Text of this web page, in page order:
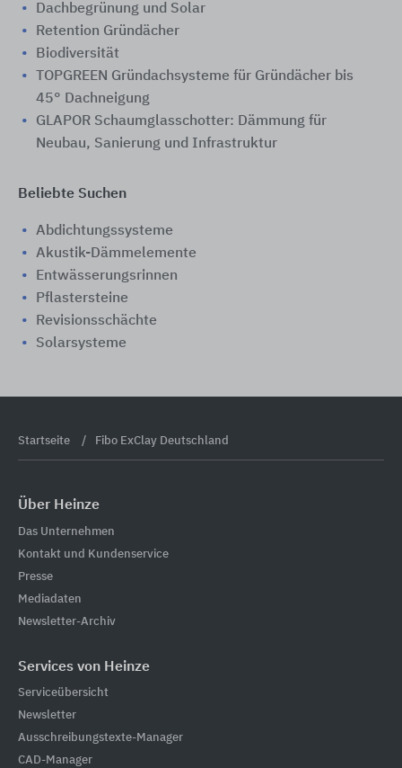
Dachbegrünung und Solar
Retention Gründächer
Biodiversität
TOPGREEN Gründachsysteme für Gründächer bis
45° Dachneigung
GLAPOR Schaumglasschotter: Dämmung für
Neubau, Sanierung und Infrastruktur
Beliebte Suchen
Abdichtungssysteme
Akustik-Dämmelemente
Entwässerungsrinnen
Pflastersteine
Revisionsschächte
Solarsysteme
Startseite Fibo ExClay Deutschland
Über Heinze
Das Unternehmen
Kontakt und Kundenservice
Presse
Mediadaten
Newsletter-Archiv
Services von Heinze
Serviceübersicht
Newsletter
Ausschreibungstexte-Manager
CAD-Manager